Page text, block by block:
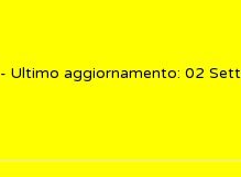
- Ultimo aggiornamento: 02